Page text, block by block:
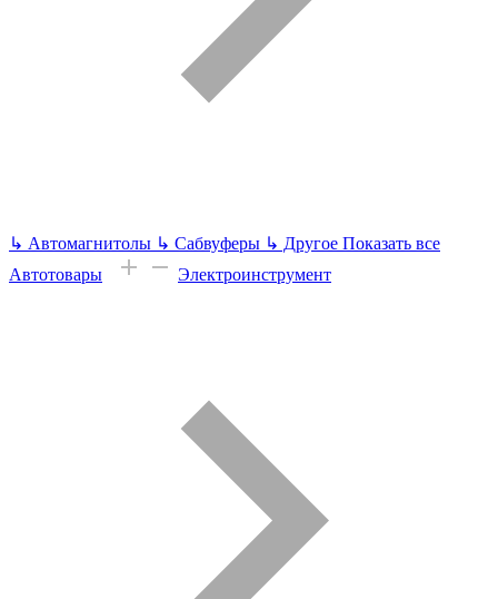
↳ Автомагнитолы ↳ Сабвуферы ↳ Другое Показать все
Автотовары
Электроинструмент